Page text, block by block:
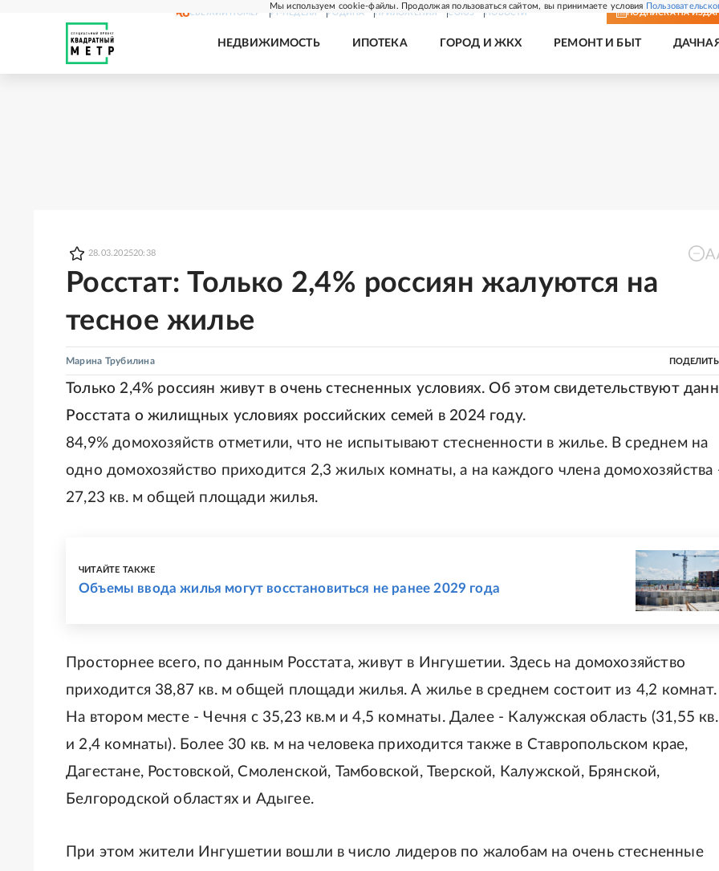
Мы используем cookie-файлы. Продолжая пользоваться сайтом, вы принимаете условия
СВЕЖИЙ НОМЕР РГ-НЕДЕЛЯ РОДИНА ПРИЛОЖЕНИЯ СОЮЗ НОВОСТИ ПОДПИСКА НА
НЕДВИЖИМОСТЬ ИПОТЕКА ГОРОД И ЖКХ РЕМОНТ И БЫТ
28.03.202520:38
Росстат: Только 2,4% россиян жалуются на
тесное жилье
Марина Трубилина
Только 2,4% россиян живут в очень стесненных условиях. Об этом свидетельствуют
Росстата о жилищных условиях российских семей в 2024 году.
84,9% домохозяйств отметили, что не испытывают стесненности в жилье. В среднем на
одно домохозяйство приходится 2,3 жилых комнаты, а на каждого члена домохозяйства
27,23 кв. м общей площади жилья.
ЧИТАЙТЕ ТАКЖЕ
Объемы ввода жилья могут восстановиться не ранее 2029 года
Просторнее всего, по данным Росстата, живут в Ингушетии. Здесь на домохозяйство
приходится 38,87 кв. м общей площади жилья. А жилье в среднем состоит из 4,2 комнат.
На втором месте - Чечня с 35,23 кв.м и 4,5 комнаты. Далее - Калужская область (31,55
и 2,4 комнаты). Более 30 кв. м на человека приходится также в Ставропольском крае,
Дагестане, Ростовской, Смоленской, Тамбовской, Тверской, Калужской, Брянской,
Белгородской областях и Адыгее.
При этом жители Ингушетии вошли в число лидеров по жалобам на очень стесненные